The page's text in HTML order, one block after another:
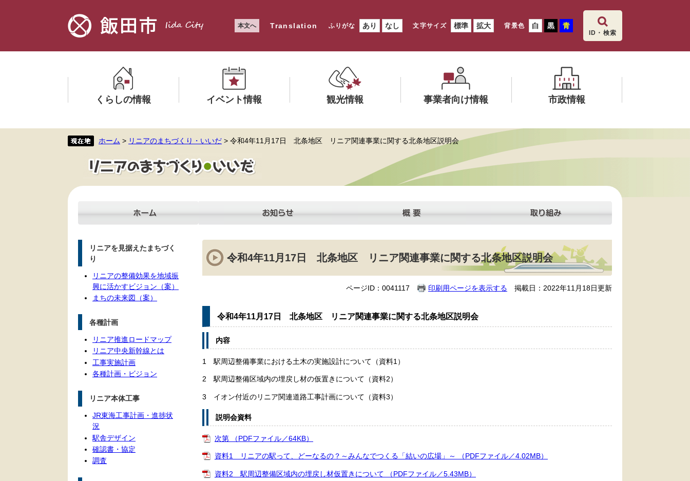
文
本文へ Translation ふりがな あり なし 文字サイズ 標準 拡大 背景色 白 黒 青
ID・検索
くらしの情報
メ
ニ
ひ
イベント情報
ニ
ュ
ー
観光情報
ニ
ら
事業者向け情報
ニ
ュ
を
ら
市政情報
ニ
ホーム > リニアのまちづくり・いいだ > 令和4年11月17日 北条地区 リニア関連事業に関する北条地区説明会
文
令和4年11月17日 北条地区 リニア関連事業に関する北条地区説明会
ページID：0041117 印刷用ページを表示する 掲載日：2022年11月18日更新
令和4年11月17日 北条地区 リニア関連事業に関する北条地区説明会
内容
1 駅周辺整備事業における土木の実施設計について（資料1）
2 駅周辺整備区域内の埋戻し材の仮置きについて（資料2）
3 イオン付近のリニア関連道路工事計画について（資料3）
説明会資料
次第 （PDFファイル／64KB）
資料1 リニアの駅って、どーなるの？～みんなでつくる「結いの広場」～ （PDFファイル／4.02MB）
資料2 駅周辺整備区域内の埋戻し材仮置きについて （PDFファイル／5.43MB）
リニアを見据えたまちづく
り
リニアの整備効果を地域振
興に活かすビジョン（案）
まちの未来図（案）
各種計画
リニア推進ロードマップ
リニア中央新幹線とは
工事実施計画
各種計画・ビジョン
リニア本体工事
JR東海工事計画・進捗状
況
駅舎デザイン
確認書・協定
調査